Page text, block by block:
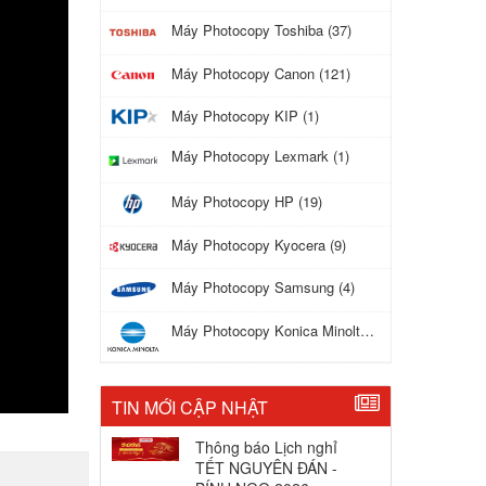
Máy Photocopy Toshiba (37)
Máy Photocopy Canon (121)
Máy Photocopy KIP (1)
Máy Photocopy Lexmark (1)
Máy Photocopy HP (19)
Máy Photocopy Kyocera (9)
Máy Photocopy Samsung (4)
Máy Photocopy Konica Minolta (17)
TIN MỚI CẬP NHẬT
Thông báo Lịch nghỉ
TẾT NGUYÊN ĐÁN -